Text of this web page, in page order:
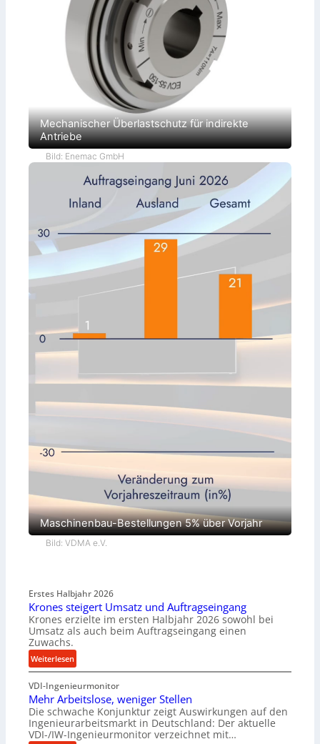
Mechanischer Überlastschutz für indirekte
Antriebe
Bild: Enemac GmbH
Maschinenbau-Bestellungen 5% über Vorjahr
Bild: VDMA e.V.
Erstes Halbjahr 2026
Krones steigert Umsatz und Auftragseingang
Krones erzielte im ersten Halbjahr 2026 sowohl bei
Umsatz als auch beim Auftragseingang einen
Zuwachs.
Weiterlesen:
K
r
o
n
e
s
VDI-Ingenieurmonitor
Mehr Arbeitslose, weniger Stellen
Die schwache Konjunktur zeigt Auswirkungen auf den
Ingenieurarbeitsmarkt in Deutschland: Der aktuelle
VDI-/IW-Ingenieurmonitor verzeichnet mit…